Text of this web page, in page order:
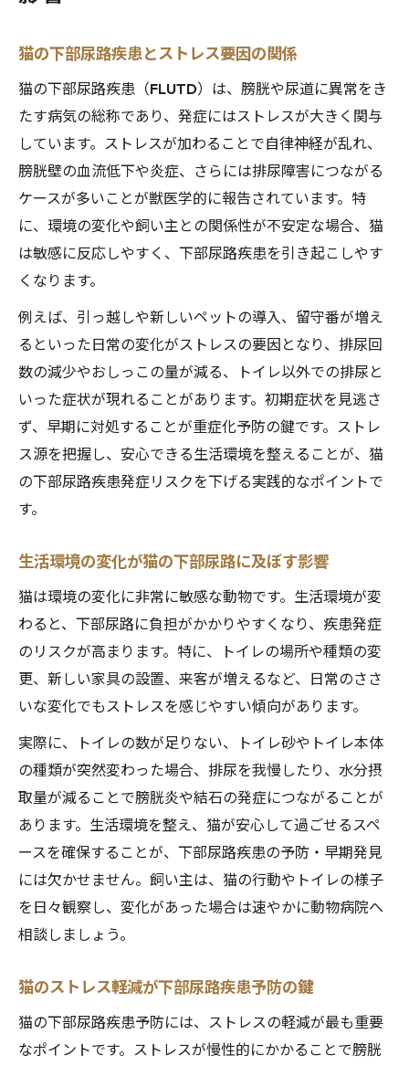
猫の下部尿路疾患とストレス要因の関係
猫の下部尿路疾患（FLUTD）は、膀胱や尿道に異常をき
たす病気の総称であり、発症にはストレスが大きく関与
しています。ストレスが加わることで自律神経が乱れ、
膀胱壁の血流低下や炎症、さらには排尿障害につながる
ケースが多いことが獣医学的に報告されています。特
に、環境の変化や飼い主との関係性が不安定な場合、猫
は敏感に反応しやすく、下部尿路疾患を引き起こしやす
くなります。
例えば、引っ越しや新しいペットの導入、留守番が増え
るといった日常の変化がストレスの要因となり、排尿回
数の減少やおしっこの量が減る、トイレ以外での排尿と
いった症状が現れることがあります。初期症状を見逃さ
ず、早期に対処することが重症化予防の鍵です。ストレ
ス源を把握し、安心できる生活環境を整えることが、猫
の下部尿路疾患発症リスクを下げる実践的なポイントで
す。
生活環境の変化が猫の下部尿路に及ぼす影響
猫は環境の変化に非常に敏感な動物です。生活環境が変
わると、下部尿路に負担がかかりやすくなり、疾患発症
のリスクが高まります。特に、トイレの場所や種類の変
更、新しい家具の設置、来客が増えるなど、日常のささ
いな変化でもストレスを感じやすい傾向があります。
実際に、トイレの数が足りない、トイレ砂やトイレ本体
の種類が突然変わった場合、排尿を我慢したり、水分摂
取量が減ることで膀胱炎や結石の発症につながることが
あります。生活環境を整え、猫が安心して過ごせるスペ
ースを確保することが、下部尿路疾患の予防・早期発見
には欠かせません。飼い主は、猫の行動やトイレの様子
を日々観察し、変化があった場合は速やかに動物病院へ
相談しましょう。
猫のストレス軽減が下部尿路疾患予防の鍵
猫の下部尿路疾患予防には、ストレスの軽減が最も重要
なポイントです。ストレスが慢性的にかかることで膀胱